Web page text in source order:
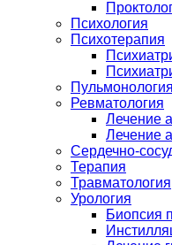
Психология
Психотерапия
Пульмонология
Ревматология
Лечение
Лечение
Сердечно-
Терапия
Травматология
Урология
Биопсия